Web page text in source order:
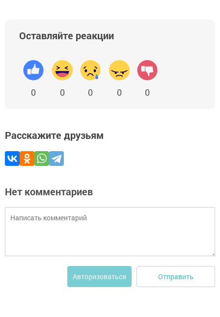
Оставляйте реакции
0 0 0 0 0
Расскажите друзьям
Нет комментариев
Авторизоваться Отправить